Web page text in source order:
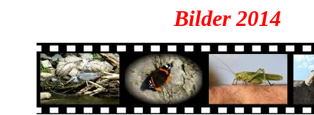
Bilder 2014